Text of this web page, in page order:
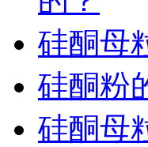
硅酮母
硅酮粉
硅酮母